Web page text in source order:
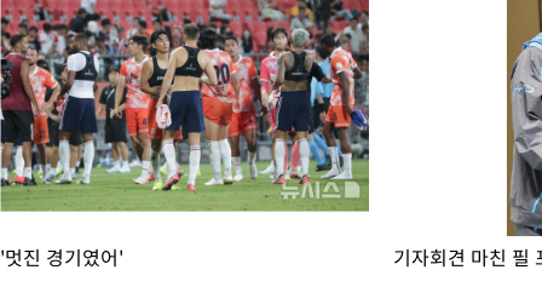
-18512초 전 >민주 콩고 에볼라환자 4천명 돌파, 4053명 발생 1850명 사망
-17762초 전 >[속보]'300억원대 사기 혐의' 차가원 대표 구속 송치
-16956초 전 >"미 전국적 살모네라 식중독 원인은 멕시코산 할라피뇨"--
-15469초 전 >[속보]경찰·노동부, HL만도 평택사업장 끼임 사망 관련 압수
-15350초 전 >[속보]합수본, '투표율 허위 입력' 중앙·서울·경기도 선관위
압수수색
-15105초 전 > [속보]원·달러 환율, 오전 9시 1423.8원
-14901초 전 >[속보]삼성전자·SK하이닉스 동반 강보합…1%대 상승 출발
-14887초 전 >[속보]코스닥, 5.95포인트(0.74%) 상승한 807.62개장
'멋진 경기였어' 기자회견 마친 필